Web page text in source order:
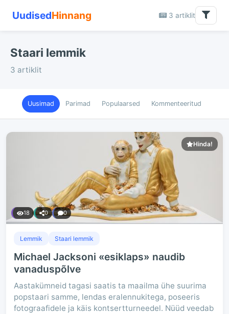
UudisedHinnang 3 artiklit
Staari lemmik
3 artiklit
Uusimad Parimad Populaarsed Kommenteeritud
Hinda!
18 0 0
Lemmik Staari lemmik
Michael Jacksoni «esiklaps» naudib
vanaduspõlve
Aastakümneid tagasi saatis ta maailma ühe suurima
popstaari samme, lendas eralennukitega, poseeris
fotograafidele ja käis kontsertturneedel. Nüüd veedab